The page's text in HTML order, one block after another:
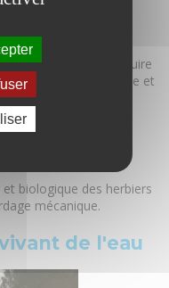
blancs peut détruire
écologique et
toujours
biologique des herbiers
mécanique.
de l'eau